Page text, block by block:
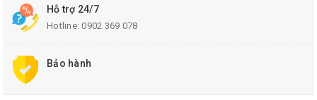
CÔNG NGHỆ ÉP TẠO HÌNH NGÓI:
Hỗ trợ 24/7
Hotline:0902 369 078
Bảo hành